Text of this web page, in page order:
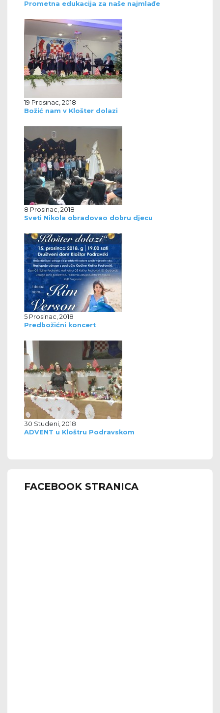
Prometna edukacija za naše najmlađe
19 Prosinac, 2018
Božić nam v Klošter dolazi
8 Prosinac, 2018
Sveti Nikola obradovao dobru djecu
5 Prosinac, 2018
Predbožićni koncert
30 Studeni, 2018
ADVENT u Kloštru Podravskom
FACEBOOK STRANICA